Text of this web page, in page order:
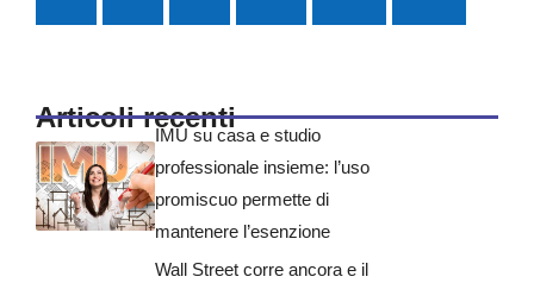
Articoli recenti
IMU su casa e studio
professionale insieme: l’uso
promiscuo permette di
mantenere l’esenzione
Wall Street corre ancora e il